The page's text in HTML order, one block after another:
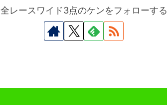
全レースワイド3点のケンをフォローする